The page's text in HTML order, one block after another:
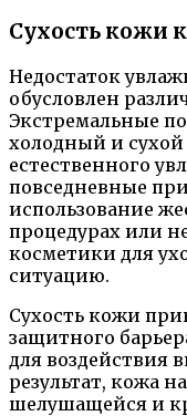
Сухость кожи
Недостаток
обусловлен
Экстремальные
холодный и сухой
естественного
повседневные
использование
процедурах или
косметики для
ситуацию.
Сухость кожи
защитного
для воздействия
результат, кожа
шелушащейся и